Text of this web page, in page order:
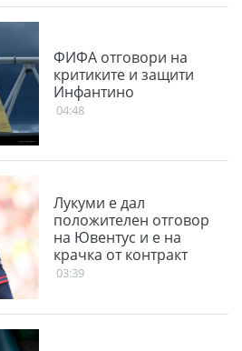
ФИФА отговори на
критиките и защити
Инфантино
04:48
Лукуми е дал
положителен отговор
на Ювентус и е на
крачка от контракт
03:39